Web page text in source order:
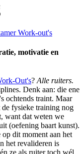
Work-out's
motivatie en
Out's?Alle ruiters.
Denk aan: die ene
ochtends traint. Maar
fysieke training nog
want dat weten we
(oefening baart kunst).
dit moment aan het
het revalideren is